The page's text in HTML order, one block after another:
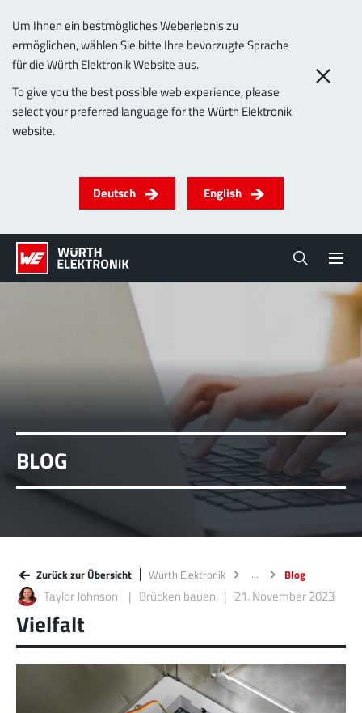
Um Ihnen ein bestmögliches Weberlebnis zu
ermöglichen, wählen Sie bitte Ihre bevorzugte Sprache
für die Würth Elektronik Website aus.
To give you the best possible web experience, please
select your preferred language for the Würth Elektronik
website.
Deutsch English
BLOG
Zurück zur Übersicht Würth Elektronik Blog
Taylor Johnson Brücken bauen 21. November 2023
Vielfalt